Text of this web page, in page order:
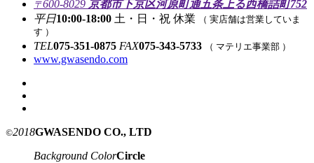
〒600-8029 京都市下京区河原町通五条上る西橋詰町752
平日10:00-18:00 土・日・祝 休業 （ 実店舗は営業していま
す ）
TEL075-351-0875 FAX075-343-5733 （ マテリエ事業部 ）
www.gwasendo.com
©2018GWASENDO CO., LTD
Background ColorCircle